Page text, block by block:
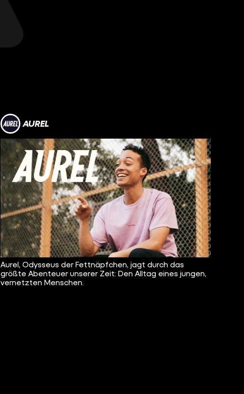
AUREL
Aurel, Odysseus der Fettnäpfchen, jagt durch das
größte Abenteuer unserer Zeit: Den Alltag eines jungen,
vernetzten Menschen.